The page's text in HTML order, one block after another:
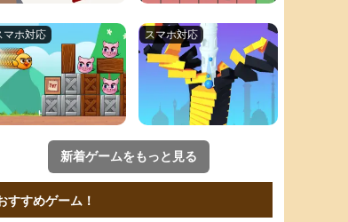
新着ゲームをもっと見る
すすめゲーム！